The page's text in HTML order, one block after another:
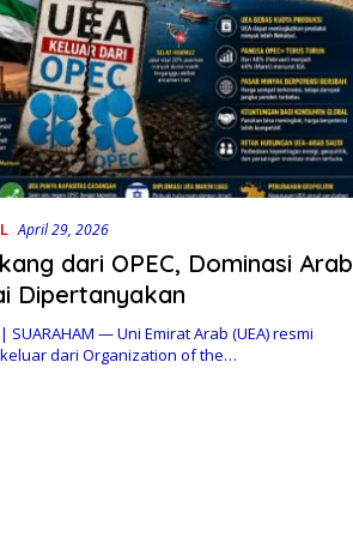
April 29, 2026
dari OPEC, Dominasi Arab
Dipertanyakan
| SUARAHAM — Uni Emirat Arab (UEA) resmi
dari Organization of the…